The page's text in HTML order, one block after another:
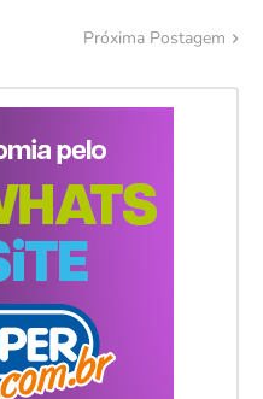
Próxima Postagem